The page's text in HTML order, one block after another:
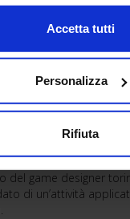
Accetta tutti
Personalizza
Rifiuta
Ha lavorato a progetti
di BIM Coordinator.
Citterio e Patricia
Vittori Antisari, ha
con Tecniche
del game designer
di un’attività